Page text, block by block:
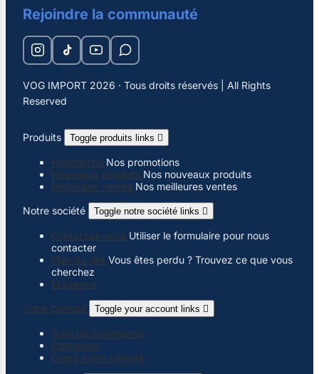
Rejoindre la communauté
VOG IMPORT 2026 · Tous droits réservés | All Rights
Reserved
Produits Toggle produits links 
Promotions Nos promotions
Nouveaux produits Nos nouveaux produits
Meilleures ventes Nos meilleures ventes
Notre société
Toggle notre société links 
Contactez-nous Utiliser le formulaire pour nous
contacter
Plan du site Vous êtes perdu ? Trouvez ce que vous
cherchez
Magasins
Votre compte
Toggle your account links 
Suivi de commande
Connexion
Créez votre compte